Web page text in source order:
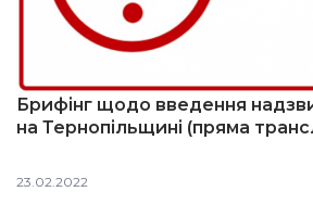
Брифінг щодо введення
на Тернопільщині (пряма
23.02.2022